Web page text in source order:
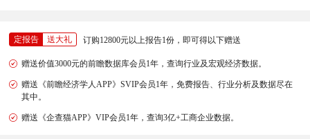
定报告 送大礼 订购12800元以上报告1份，即可得以下赠送
赠送价值3000元的前瞻数据库会员1年，查询行业及宏观经济数据。
赠送《前瞻经济学人APP》SVIP会员1年，免费报告、行业分析及数据尽在
其中。
赠送《企查猫APP》VIP会员1年，查询3亿+工商企业数据。